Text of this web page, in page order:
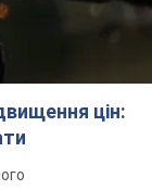
цін: